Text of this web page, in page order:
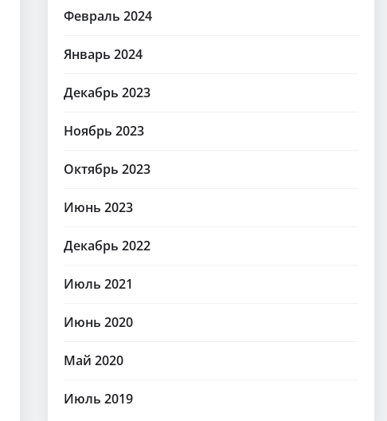
Февраль 2024
Январь 2024
Декабрь 2023
Ноябрь 2023
Октябрь 2023
Июнь 2023
Декабрь 2022
Июль 2021
Июнь 2020
Май 2020
Июль 2019